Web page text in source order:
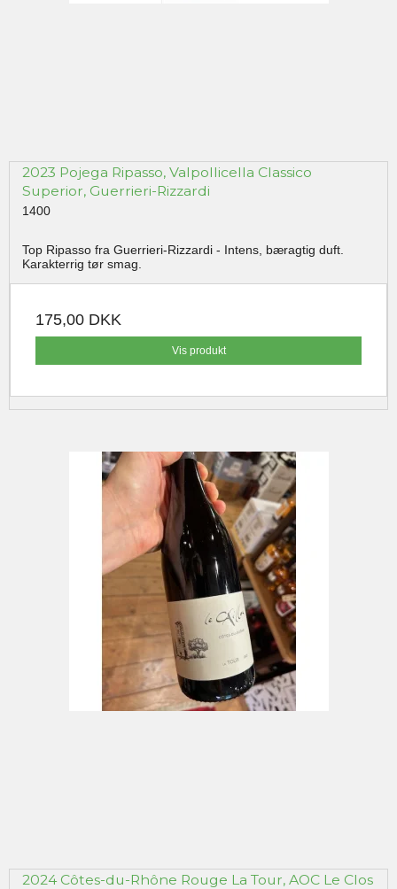
2023 Pojega Ripasso, Valpollicella Classico
Superior, Guerrieri-Rizzardi
1400
Top Ripasso fra Guerrieri-Rizzardi - Intens, bæragtig duft.
Karakterrig tør smag.
175,00 DKK
Vis produkt
2024 Côtes-du-Rhône Rouge La Tour, AOC Le Clos